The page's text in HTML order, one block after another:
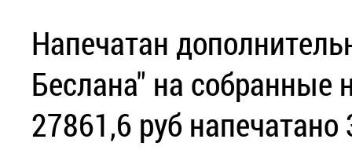
Напечатан
Беслана" на собранные
27861,6 руб